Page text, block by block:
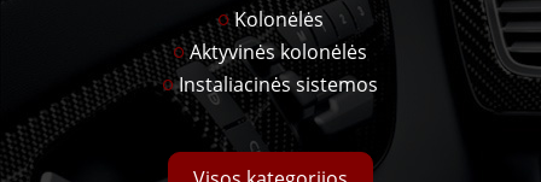
Kolonėlės
Aktyvinės kolonėlės
Instaliacinės sistemos